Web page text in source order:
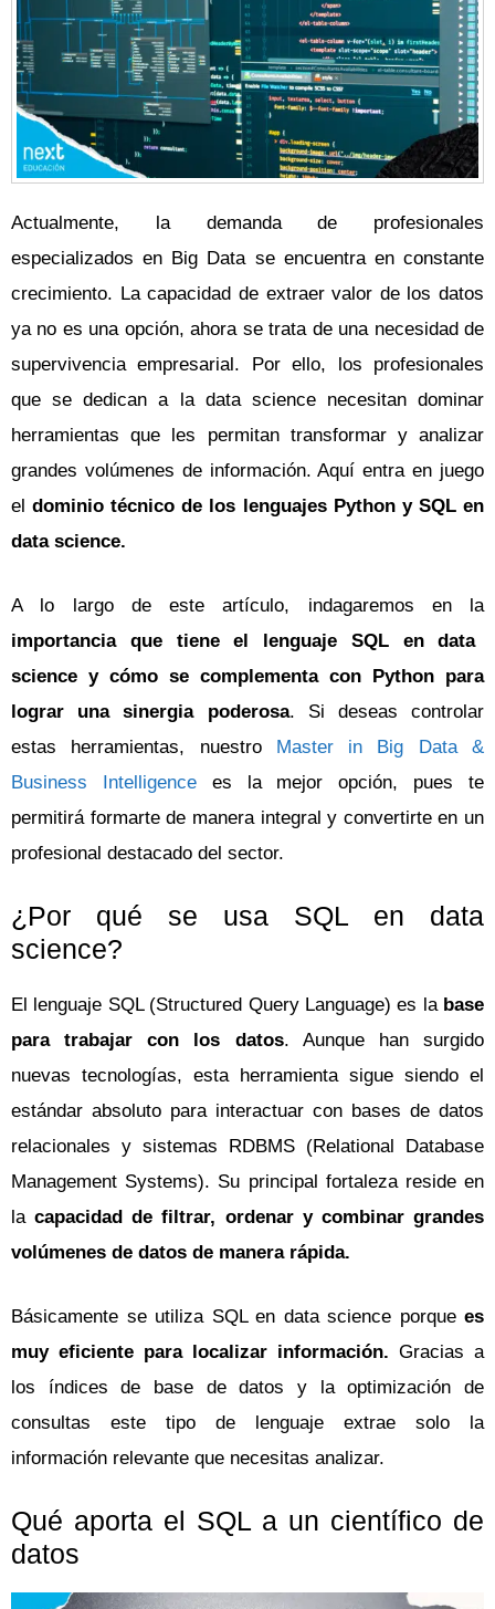
Actualmente, la demanda de profesionales
especializados en Big Data se encuentra en constante
crecimiento. La capacidad de extraer valor de los datos
ya no es una opción, ahora se trata de una necesidad de
supervivencia empresarial. Por ello, los profesionales
que se dedican a la data science necesitan dominar
herramientas que les permitan transformar y analizar
grandes volúmenes de información. Aquí entra en juego
eldominio técnico de los lenguajes Python y SQL en
data science.
A lo largo de este artículo, indagaremos en la
importancia que tiene el lenguaje SQL en data
science y cómo se complementa con Python para
lograr una sinergia poderosa. Si deseas controlar
estas herramientas, nuestro Master in Big Data &
Business Intelligencees la mejor opción, pues te
permitirá formarte de manera integral y convertirte en un
profesional destacado del sector.
¿Por qué se usa SQL en data
science?
El lenguaje SQL (Structured Query Language) es la base
para trabajar con los datos. Aunque han surgido
nuevas tecnologías, esta herramienta sigue siendo el
estándar absoluto para interactuar con bases de datos
relacionales y sistemas RDBMS (Relational Database
Management Systems). Su principal fortaleza reside en
lacapacidad de filtrar, ordenar y combinar grandes
volúmenes de datos de manera rápida.
Básicamente se utiliza SQL en data science porquees
muy eficiente para localizar información. Gracias a
los índices de base de datos y la optimización de
consultas este tipo de lenguaje extrae solo la
información relevante que necesitas analizar.
Qué aporta el SQL a un científico de
datos